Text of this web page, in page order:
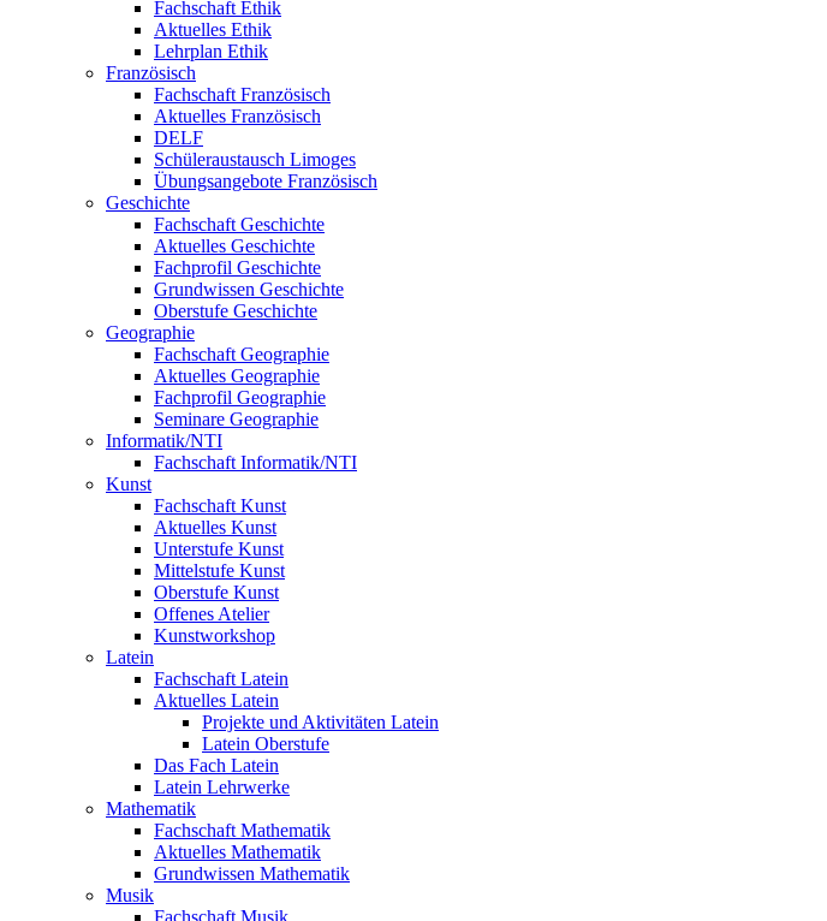
Fachschaft Ethik
Aktuelles Ethik
Lehrplan Ethik
Französisch
Fachschaft Französisch
Aktuelles Französisch
DELF
Schüleraustausch Limoges
Übungsangebote Französisch
Geschichte
Fachschaft Geschichte
Aktuelles Geschichte
Fachprofil Geschichte
Grundwissen Geschichte
Oberstufe Geschichte
Geographie
Fachschaft Geographie
Aktuelles Geographie
Fachprofil Geographie
Seminare Geographie
Informatik/NTI
Fachschaft Informatik/NTI
Kunst
Fachschaft Kunst
Aktuelles Kunst
Unterstufe Kunst
Mittelstufe Kunst
Oberstufe Kunst
Offenes Atelier
Kunstworkshop
Latein
Fachschaft Latein
Aktuelles Latein
Projekte und Aktivitäten Latein
Latein Oberstufe
Das Fach Latein
Latein Lehrwerke
Mathematik
Fachschaft Mathematik
Aktuelles Mathematik
Grundwissen Mathematik
Musik
Fachschaft Musik